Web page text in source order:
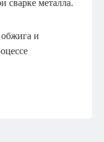
сварке металла.
и